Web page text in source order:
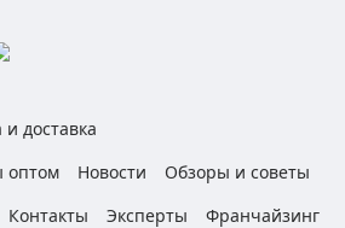
доставка
оптом
Новости
Обзоры и советы
Контакты Эксперты
Франчайзинг